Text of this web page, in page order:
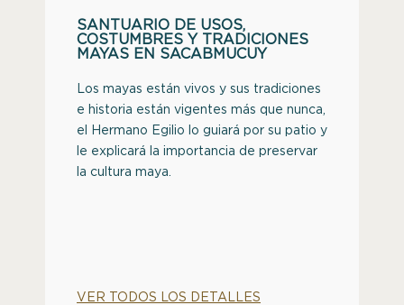
SANTUARIO DE USOS,
COSTUMBRES Y TRADICIONES
MAYAS EN SACABMUCUY
Los mayas están vivos y sus tradiciones
e historia están vigentes más que nunca,
el Hermano Egilio lo guiará por su patio y
le explicará la importancia de preservar
la cultura maya.
VER TODOS LOS DETALLES